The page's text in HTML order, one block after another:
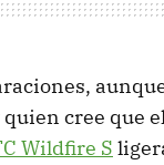
cree que
Wildfire S